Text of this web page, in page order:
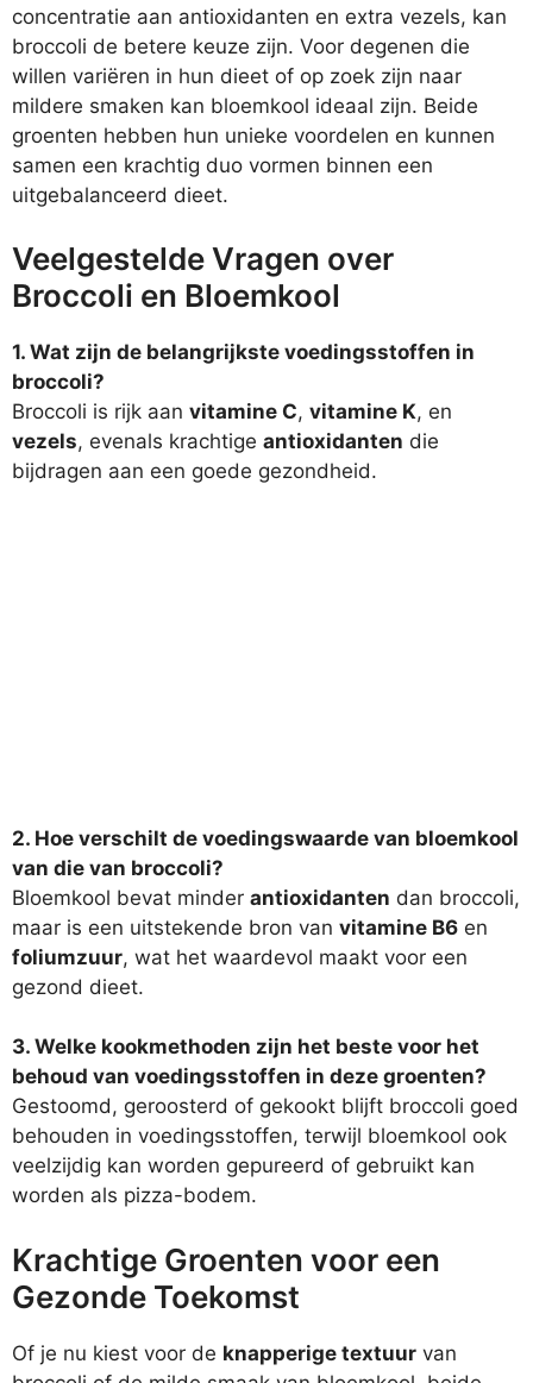
concentratie aan antioxidanten en extra vezels, kan
broccoli de betere keuze zijn. Voor degenen die
willen variëren in hun dieet of op zoek zijn naar
mildere smaken kan bloemkool ideaal zijn. Beide
groenten hebben hun unieke voordelen en kunnen
samen een krachtig duo vormen binnen een
uitgebalanceerd dieet.
Veelgestelde Vragen over
Broccoli en Bloemkool
1. Wat zijn de belangrijkste voedingsstoffen in
broccoli?
Broccoli is rijk aan vitamine C, vitamine K, en
vezels, evenals krachtige antioxidanten die
bijdragen aan een goede gezondheid.
2. Hoe verschilt de voedingswaarde van bloemkool
van die van broccoli?
Bloemkool bevat minder antioxidanten dan broccoli,
maar is een uitstekende bron van vitamine B6 en
foliumzuur, wat het waardevol maakt voor een
gezond dieet.
3. Welke kookmethoden zijn het beste voor het
behoud van voedingsstoffen in deze groenten?
Gestoomd, geroosterd of gekookt blijft broccoli goed
behouden in voedingsstoffen, terwijl bloemkool ook
veelzijdig kan worden gepureerd of gebruikt kan
worden als pizza-bodem.
Krachtige Groenten voor een
Gezonde Toekomst
Of je nu kiest voor de knapperige textuur van